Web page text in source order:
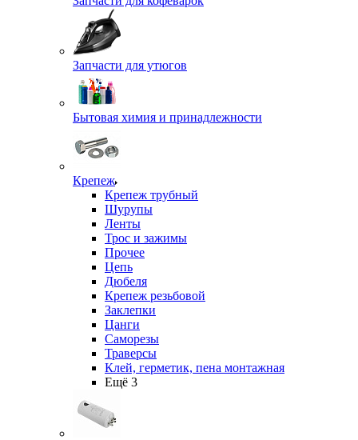
Запчасти для утюгов
Бытовая химия и принадлежности
Крепеж
Крепеж трубный
Шурупы
Ленты
Трос и зажимы
Прочее
Цепь
Дюбеля
Крепеж резьбовой
Заклепки
Цанги
Саморезы
Траверсы
Клей, герметик, пена монтажная
Ещё 3